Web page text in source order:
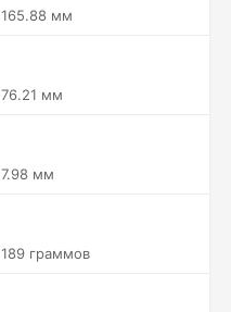
165.88 мм
76.21 мм
7.98 мм
189 граммов